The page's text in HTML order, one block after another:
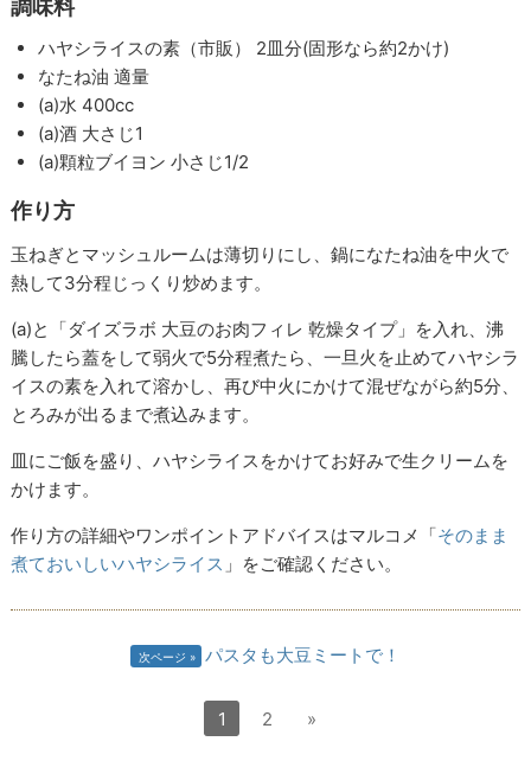
調味料
ハヤシライスの素（市販） 2皿分(固形なら約2かけ)
なたね油 適量
(a)水 400cc
(a)酒 大さじ1
(a)顆粒ブイヨン 小さじ1/2
作り方
玉ねぎとマッシュルームは薄切りにし、鍋になたね油を中火で
熱して3分程じっくり炒めます。
(a)と「ダイズラボ 大豆のお肉フィレ 乾燥タイプ」を入れ、沸
騰したら蓋をして弱火で5分程煮たら、一旦火を止めてハヤシラ
イスの素を入れて溶かし、再び中火にかけて混ぜながら約5分、
とろみが出るまで煮込みます。
皿にご飯を盛り、ハヤシライスをかけてお好みで生クリームを
かけます。
作り方の詳細やワンポイントアドバイスはマルコメ「そのまま
煮ておいしいハヤシライス 」をご確認ください。
次ページ パスタも大豆ミートで！
1 2 »